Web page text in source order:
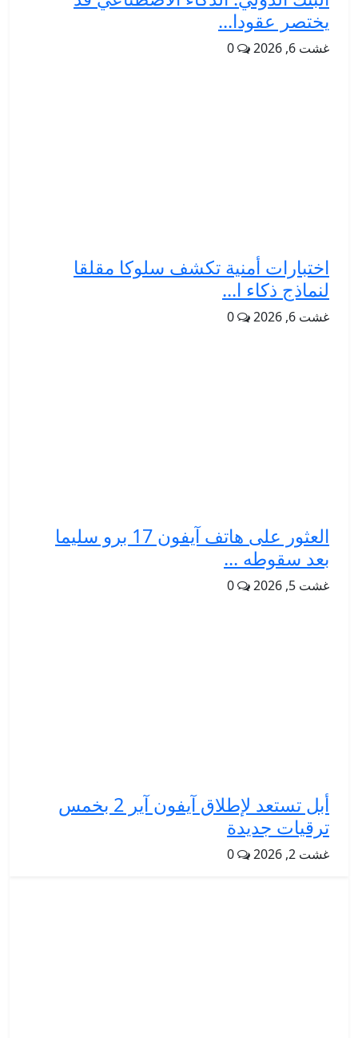
يختصر عقودا...
غشت 6, 2026 0
اختبارات أمنية تكشف سلوكا مقلقا
لنماذج ذكاء ا...
غشت 6, 2026 0
العثور على هاتف آيفون 17 برو سليما
بعد سقوطه ...
غشت 5, 2026 0
أبل تستعد لإطلاق آيفون آير 2 بخمس
ترقيات جديدة
غشت 2, 2026 0